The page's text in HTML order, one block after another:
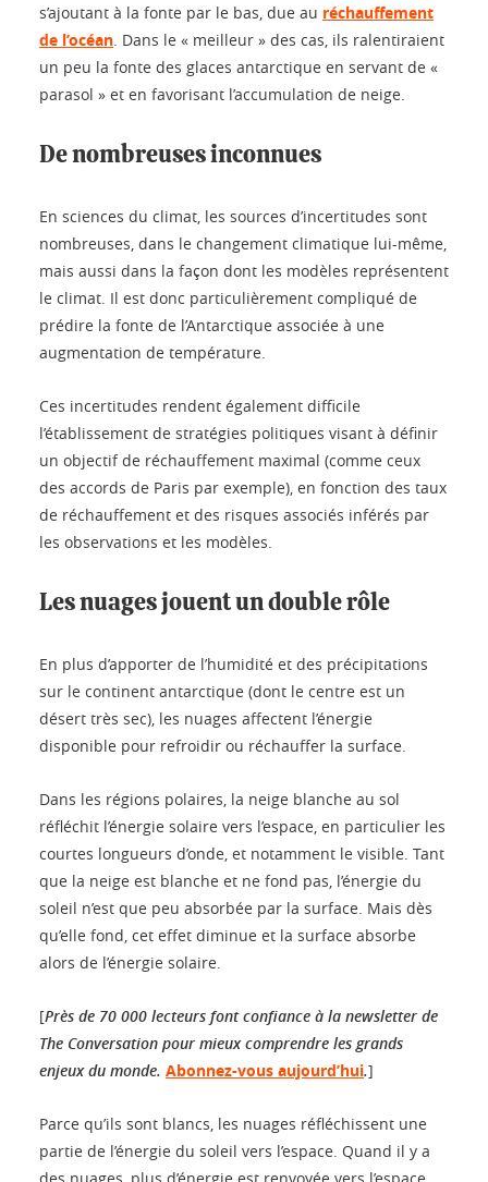
s’ajoutant à la fonte par le bas, due au réchauffement
de l’océan . Dans le « meilleur » des cas, ils ralentiraient
un peu la fonte des glaces antarctique en servant de «
parasol » et en favorisant l’accumulation de neige.
De nombreuses inconnues
En sciences du climat, les sources d’incertitudes sont
nombreuses, dans le changement climatique lui-même,
mais aussi dans la façon dont les modèles représentent
le climat. Il est donc particulièrement compliqué de
prédire la fonte de l’Antarctique associée à une
augmentation de température.
Ces incertitudes rendent également difficile
l’établissement de stratégies politiques visant à définir
un objectif de réchauffement maximal (comme ceux
des accords de Paris par exemple), en fonction des taux
de réchauffement et des risques associés inférés par
les observations et les modèles.
Les nuages jouent un double rôle
En plus d’apporter de l’humidité et des précipitations
sur le continent antarctique (dont le centre est un
désert très sec), les nuages affectent l’énergie
disponible pour refroidir ou réchauffer la surface.
Dans les régions polaires, la neige blanche au sol
réfléchit l’énergie solaire vers l’espace, en particulier les
courtes longueurs d’onde, et notamment le visible. Tant
que la neige est blanche et ne fond pas, l’énergie du
soleil n’est que peu absorbée par la surface. Mais dès
qu’elle fond, cet effet diminue et la surface absorbe
alors de l’énergie solaire.
[Près de 70 000 lecteurs font confiance à la newsletter de
The Conversation pour mieux comprendre les grands
enjeux du monde. Abonnez-vous aujourd’hui.]
Parce qu’ils sont blancs, les nuages réfléchissent une
partie de l’énergie du soleil vers l’espace. Quand il y a
des nuages, plus d’énergie est renvoyée vers l’espace